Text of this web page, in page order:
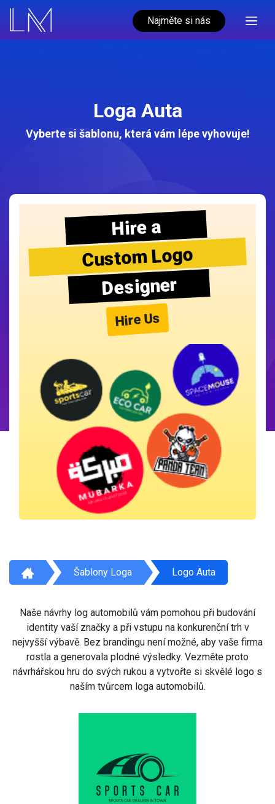
Najměte si nás
Loga Auta
Vyberte si šablonu, která vám lépe vyhovuje!
Hire a
Custom Logo
Designer
Hire Us
Šablony Loga Logo Auta
Naše návrhy log automobilů vám pomohou při budování
identity vaší značky a při vstupu na konkurenční trh v
nejvyšší výbavě. Bez brandingu není možné, aby vaše firma
rostla a generovala plodné výsledky. Vezměte proto
návrhářskou hru do svých rukou a vytvořte si skvělé logo s
naším tvůrcem loga automobilů.